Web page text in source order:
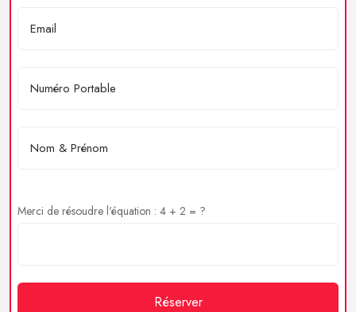
Merci de résoudre l'équation : 4 + 2 = ?
Réserver